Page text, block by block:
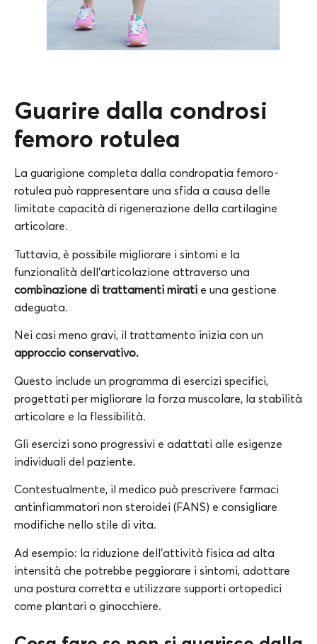
Guarire dalla condrosi
femoro rotulea
La guarigione completa dalla condropatia femoro-
rotulea può rappresentare una sfida a causa delle
limitate capacità di rigenerazione della cartilagine
articolare.
Tuttavia, è possibile migliorare i sintomi e la
funzionalità dell’articolazione attraverso una
combinazione di trattamenti mirati e una gestione
adeguata.
Nei casi meno gravi, il trattamento inizia con un
approccio conservativo.
Questo include un programma di esercizi specifici,
progettati per migliorare la forza muscolare, la stabilità
articolare e la flessibilità.
Gli esercizi sono progressivi e adattati alle esigenze
individuali del paziente.
Contestualmente, il medico può prescrivere farmaci
antinfiammatori non steroidei (FANS) e consigliare
modifiche nello stile di vita.
Ad esempio: la riduzione dell’attività fisica ad alta
intensità che potrebbe peggiorare i sintomi, adottare
una postura corretta e utilizzare supporti ortopedici
come plantari o ginocchiere.